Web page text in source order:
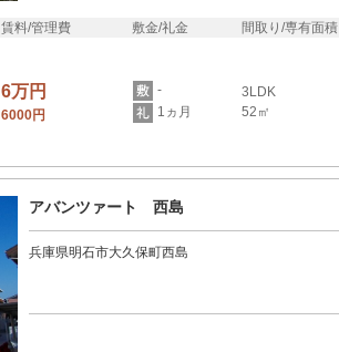
賃料/管理費 敷金/礼金 間取り/専有面積
6万円
6000円
-
1ヵ月
3LDK
52㎡
アバンツァート 西島
兵庫県明石市大久保町西島